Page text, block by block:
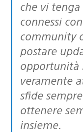
che vi
connessi
community
postare
opportunità
veramente
sfide
ottenere
insieme.